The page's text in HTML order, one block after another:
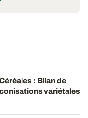
: Bilan de
variétales